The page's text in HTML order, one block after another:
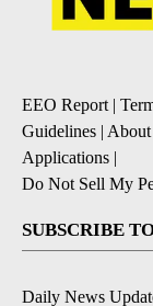
EEO Report|
Guidelines |
Applications |
Do Not Sell My
SUBSCRIBE
Daily News